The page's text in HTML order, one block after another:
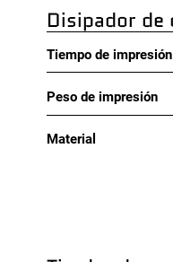
Disipador
Tiempo de impresión
Peso de impresión
Material